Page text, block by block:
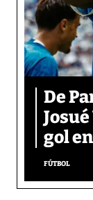
De
gol
FÚTBOL